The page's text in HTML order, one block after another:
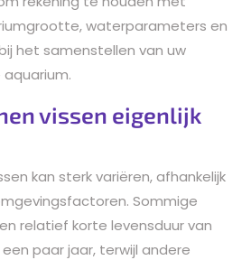
waterparameters en
het samenstellen van uw
vissen eigenlijk
kan sterk variëren, afhankelijk
Sommige
relatief korte levensduur van
paar jaar, terwijl andere